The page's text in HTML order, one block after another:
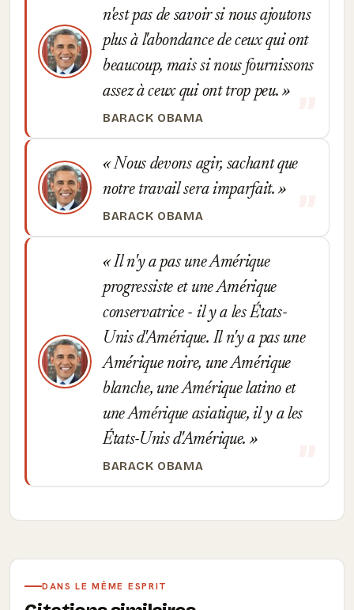
n'est pas de savoir si nous ajoutons
plus à l'abondance de ceux qui ont
beaucoup, mais si nous fournissons
assez à ceux qui ont trop peu.
BARACK OBAMA
Nous devons agir, sachant que
notre travail sera imparfait.
BARACK OBAMA
Il n'y a pas une Amérique
progressiste et une Amérique
conservatrice - il y a les États-
Unis d'Amérique. Il n'y a pas une
Amérique noire, une Amérique
blanche, une Amérique latino et
une Amérique asiatique, il y a les
États-Unis d'Amérique.
BARACK OBAMA
DANS LE MÊME ESPRIT